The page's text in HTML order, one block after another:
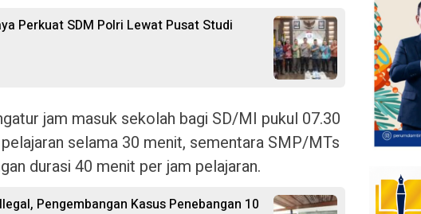
Perkuat SDM Polri Lewat Pusat Studi
jam masuk sekolah bagi SD/MI pukul 07.30
selama 30 menit, sementara SMP/MTs
durasi 40 menit per jam pelajaran.
Pengembangan Kasus Penebangan 10